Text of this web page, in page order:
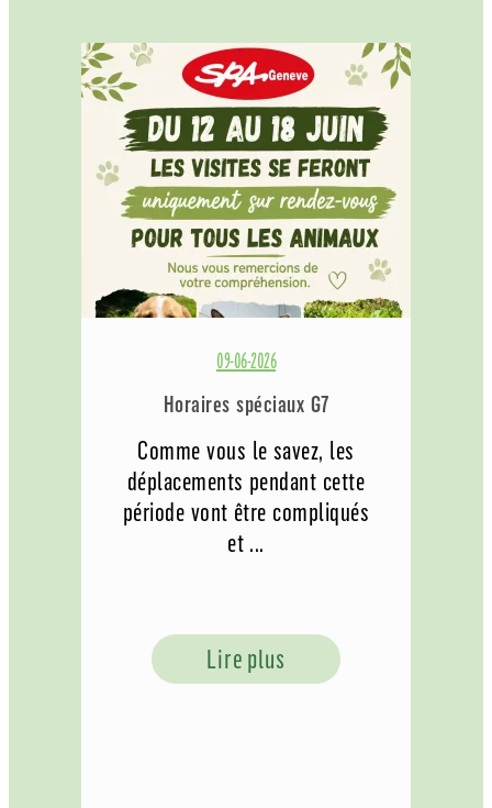
09-06-2026
Horaires spéciaux G7
Comme vous le savez, les
déplacements pendant cette
période vont être compliqués
et ...
Lire plus